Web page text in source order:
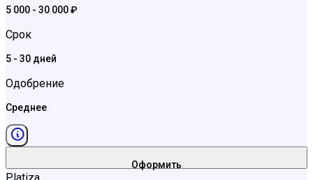
5 000 - 30 000 ₽
Срок
5 - 30 дней
Одобрение
Среднее
Оформить